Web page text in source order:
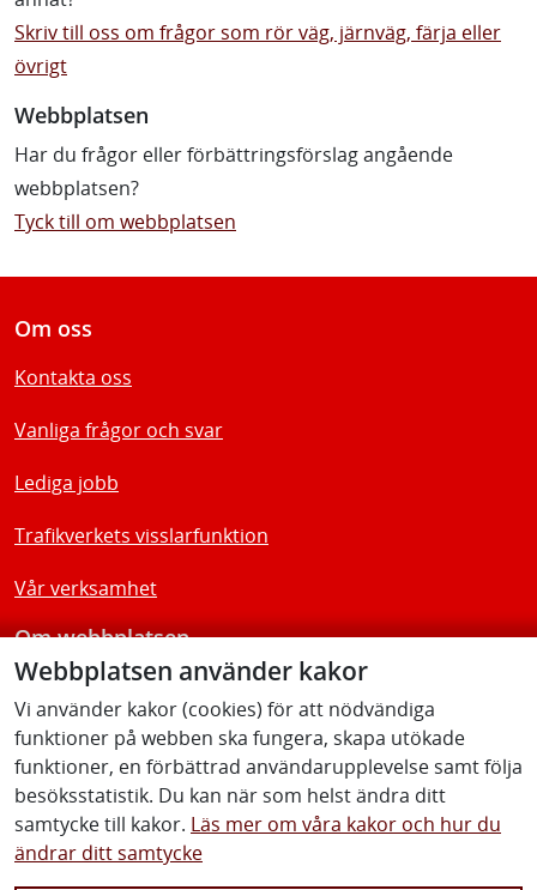
Webbplatsen använder kakor
Vi använder kakor (cookies) för att nödvändiga
funktioner på webben ska fungera, skapa utökade
funktioner, en förbättrad användarupplevelse samt följa
besöksstatistik. Du kan när som helst ändra ditt
samtycke till kakor. Läs mer om våra kakor och hur du
ändrar ditt samtycke
Skriv till oss om frågor som rör väg, järnväg, färja eller
övrigt
Webbplatsen
Har du frågor eller förbättringsförslag angående
webbplatsen?
Tyck till om webbplatsen
Om oss
Kontakta oss
Vanliga frågor och svar
Lediga jobb
Trafikverkets visslarfunktion
Vår verksamhet
Om webbplatsen
Tillgänglighetsredogörelse
Följ oss
Facebook Youtube